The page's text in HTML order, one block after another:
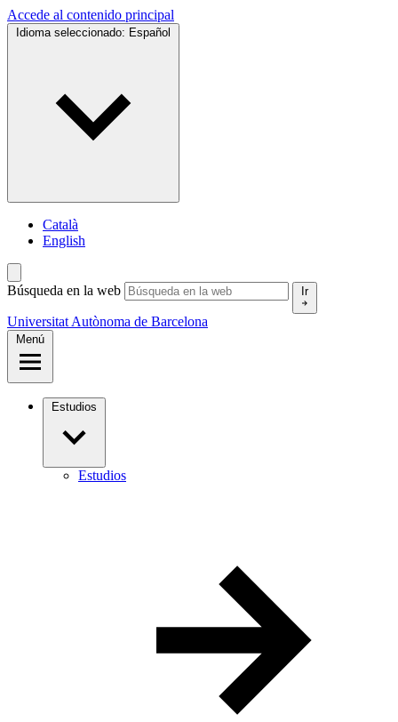
Accede al contenido principal
Idioma seleccionado: Español
Català
English
Búsqueda en la web Ir
Universitat Autònoma de Barcelona
Menú
Estudios
Estudios